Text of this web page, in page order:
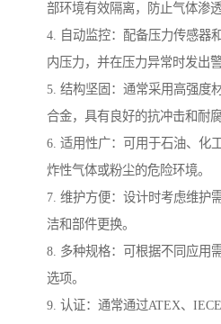
部环境有效隔离，防止气体渗透
4. 自动监控：配备压力传感器
内压力，并在压力异常时发出
5. 结构坚固：通常采用高强度
合金，具有良好的抗冲击和耐腐
6. 适用性广：可用于石油、化
炸性气体或粉尘的危险环境。
7. 维护方便：设计时考虑维护
洁和部件更换。
8. 多种规格：可根据不同应用
选项。
9. 认证：通常通过ATEX、